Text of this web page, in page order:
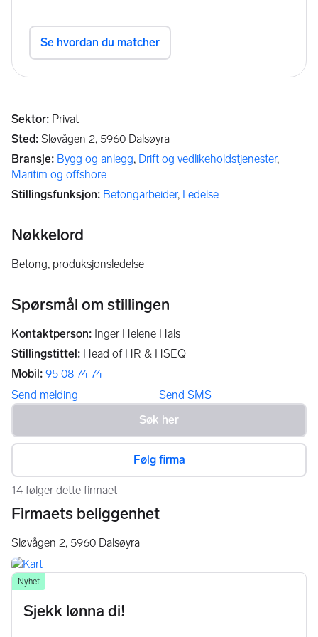
Sektor: Privat
Sted: Sløvågen 2, 5960 Dalsøyra
Bransje: Bygg og anlegg, Drift og vedlikeholdstjenester,
Maritim og offshore
Stillingsfunksjon: Betongarbeider, Ledelse
Nøkkelord
betong, produksjonsledelse
Spørsmål om stillingen
Kontaktperson: Inger Helene Hals
Stillingstittel: Head of HR & HSEQ
Mobil: 95 08 74 74
Send melding
Send SMS
Følg firma
14 følger dette firmaet
Firmaets beliggenhet
Sløvågen 2, 5960 Dalsøyra